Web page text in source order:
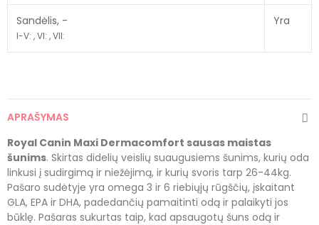
Sandėlis, -
I-V: , VI: , VII:
Yra
APRAŠYMAS
Royal Canin Maxi Dermacomfort sausas maistas
šunims. Skirtas didelių veislių suaugusiems šunims, kurių oda
linkusi į sudirgimą ir niežėjimą, ir kurių svoris tarp 26-44kg.
Pašaro sudėtyje yra omega 3 ir 6 riebiųjų rūgščių, įskaitant
GLA, EPA ir DHA, padedančių pamaitinti odą ir palaikyti jos
būklę. Pašaras sukurtas taip, kad apsaugotų šuns odą ir